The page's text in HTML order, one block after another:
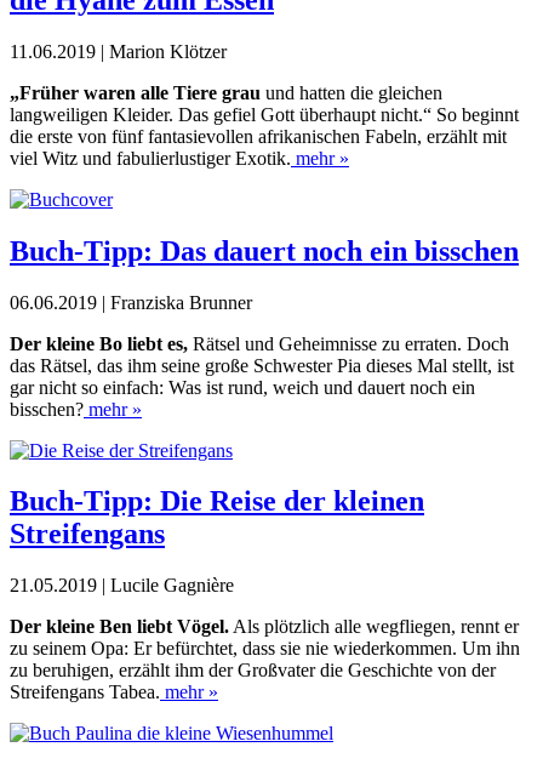
11.06.2019 | Marion Klötzer
„Früher waren alle Tiere grau und hatten die gleichen
langweiligen Kleider. Das gefiel Gott überhaupt nicht.“ So beginnt
die erste von fünf fantasievollen afrikanischen Fabeln, erzählt mit
viel Witz und fabulierlustiger Exotik. mehr »
Buch-Tipp: Das dauert noch ein bisschen
06.06.2019 | Franziska Brunner
Der kleine Bo liebt es, Rätsel und Geheimnisse zu erraten. Doch
das Rätsel, das ihm seine große Schwester Pia dieses Mal stellt, ist
gar nicht so einfach: Was ist rund, weich und dauert noch ein
bisschen? mehr »
Buch-Tipp: Die Reise der kleinen
Streifengans
21.05.2019 | Lucile Gagnière
Der kleine Ben liebt Vögel. Als plötzlich alle wegfliegen, rennt er
zu seinem Opa: Er befürchtet, dass sie nie wiederkommen. Um ihn
zu beruhigen, erzählt ihm der Großvater die Geschichte von der
Streifengans Tabea. mehr »